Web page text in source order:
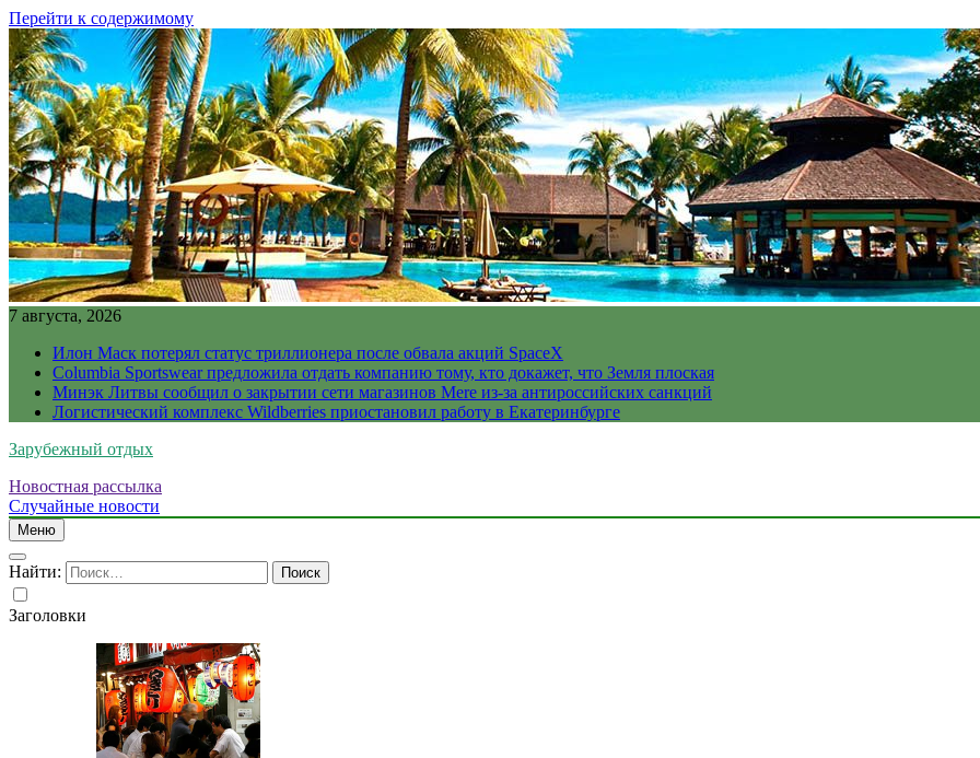
Перейти к содержимому
7 августа, 2026
Илон Маск потерял статус триллионера после обвала акций SpaceX
Columbia Sportswear предложила отдать компанию тому, кто докажет, что Земля плоская
Минэк Литвы сообщил о закрытии сети магазинов Mere из-за антироссийских санкций
Логистический комплекс Wildberries приостановил работу в Екатеринбурге
Зарубежный отдых
Новостная рассылка
Случайные новости
Меню
Найти:
Заголовки